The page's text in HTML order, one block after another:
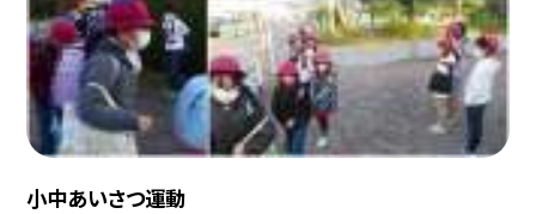
小中あいさつ運動